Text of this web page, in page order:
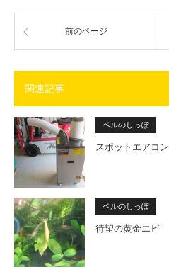
前のページ
関連記事
ベルのしっぽ
スポットエアコン
ベルのしっぽ
待望の黄金エビ